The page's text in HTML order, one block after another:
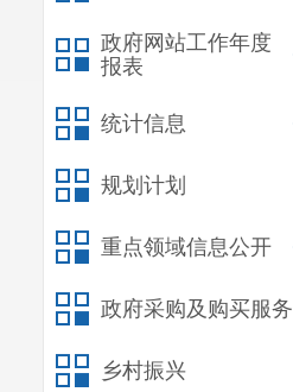
政府网站工作年度
报表
统计信息
规划计划
重点领域信息公开
政府采购及购买服务
乡村振兴